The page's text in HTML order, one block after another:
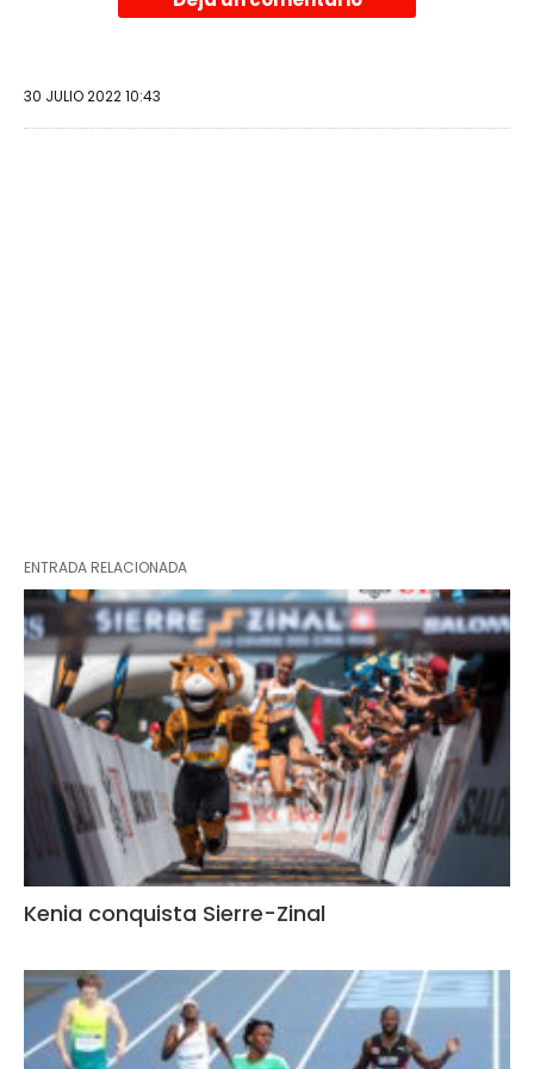
30 JULIO 2022 10:43
ENTRADA RELACIONADA
Kenia conquista Sierre-Zinal